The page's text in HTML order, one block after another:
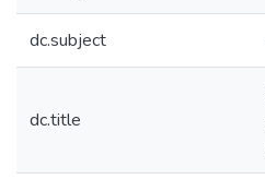
dc.subject
dc.title